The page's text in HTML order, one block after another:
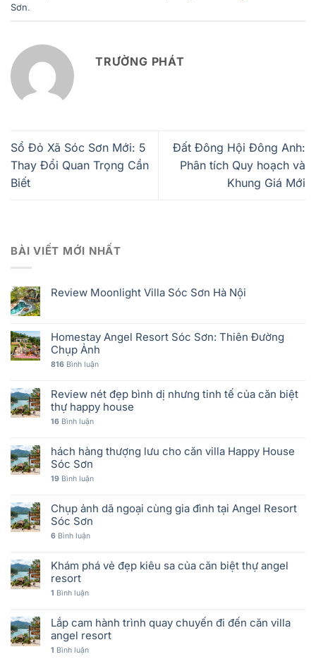
Sơn.
TRƯỜNG PHÁT
Sổ Đỏ Xã Sóc Sơn Mới: 5
Thay Đổi Quan Trọng Cần
Biết
Đất Đông Hội Đông Anh:
Phân tích Quy hoạch và
Khung Giá Mới
BÀI VIẾT MỚI NHẤT
Review Moonlight Villa Sóc Sơn Hà Nội
Homestay Angel Resort Sóc Sơn: Thiên Đường
Chụp Ảnh
816 Bình luận
Review nét đẹp bình dị nhưng tinh tế của căn biệt
thự happy house
16 Bình luận
hách hàng thượng lưu cho căn villa Happy House
Sóc Sơn
19 Bình luận
Chụp ảnh dã ngoại cùng gia đình tại Angel Resort
Sóc Sơn
6 Bình luận
Khám phá vẻ đẹp kiêu sa của căn biệt thự angel
resort
1 Bình luận
Lắp cam hành trình quay chuyến đi đến căn villa
angel resort
1 Bình luận